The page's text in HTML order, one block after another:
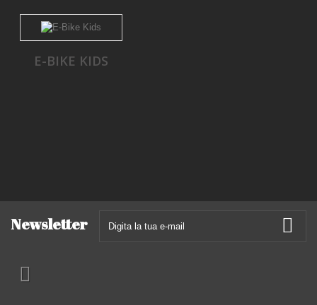
E-BIKE KIDS
Newsletter